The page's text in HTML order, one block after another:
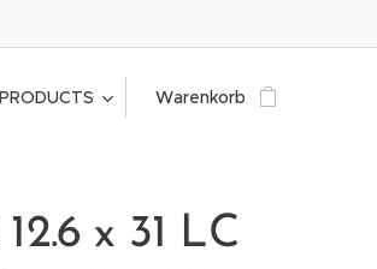
PRODUCTS Warenkorb
x 31 LC